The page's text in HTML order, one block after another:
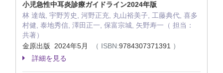
小児急性中耳炎診療ガイドライン2024年版
林 達哉, 宇野芳史, 河野正充, 丸山裕美子, 工藤典代, 喜多
村健, 泰地秀信, 澤田正一, 保富宗城, 矢野寿一（ 担当：
共著）
金原出版 2024年5月
（ ISBN:9784307371391 ）
詳細を見る